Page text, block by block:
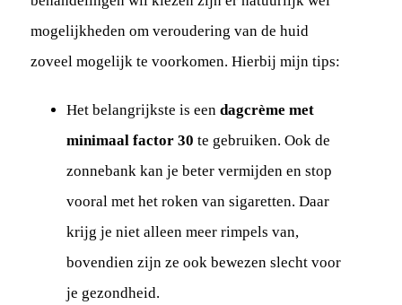
mogelijkheden om veroudering van de huid
zoveel mogelijk te voorkomen. Hierbij mijn tips:
Het belangrijkste is een dagcrème met
minimaal factor 30 te gebruiken. Ook de
zonnebank kan je beter vermijden en stop
vooral met het roken van sigaretten. Daar
krijg je niet alleen meer rimpels van,
bovendien zijn ze ook bewezen slecht voor
je gezondheid.